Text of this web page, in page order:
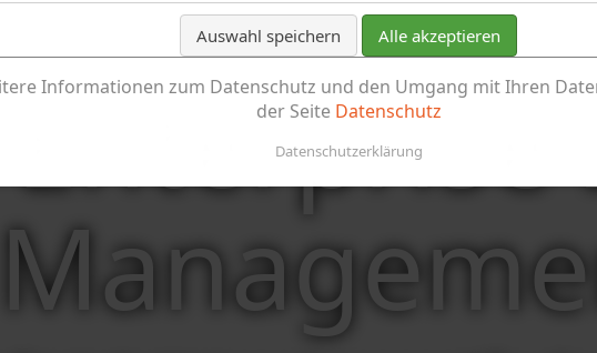
Enterprise
Auswahl speichern Alle akzeptieren
Informationen zum Datenschutz und den Umgang mit Ihren
der Seite Datenschutz
Datenschutzerklärung